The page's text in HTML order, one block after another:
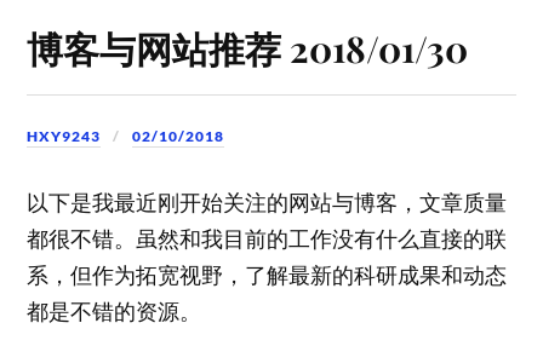
博客与网站推荐 2018/01/30
HXY9243 02/10/2018
以下是我最近刚开始关注的网站与博客，文章质量
都很不错。虽然和我目前的工作没有什么直接的联
系，但作为拓宽视野，了解最新的科研成果和动态
都是不错的资源。